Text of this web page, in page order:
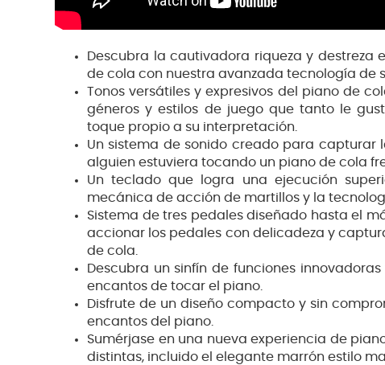
Descubra la cautivadora riqueza y destreza
de cola con nuestra avanzada tecnología de
Tonos versátiles y expresivos del piano de
géneros y estilos de juego que tanto le
toque propio a su interpretación.
Un sistema de sonido creado para capturar
alguien estuviera tocando un piano de cola
Un teclado que logra una ejecución
mecánica de acción de martillos y la
Sistema de tres pedales diseñado hasta el
accionar los pedales con delicadeza y
de cola.
Descubra un sinfín de funciones
encantos de tocar el piano.
Disfrute de un diseño compacto y sin
encantos del piano.
Sumérjase en una nueva experiencia de
distintas, incluido el elegante marrón estilo